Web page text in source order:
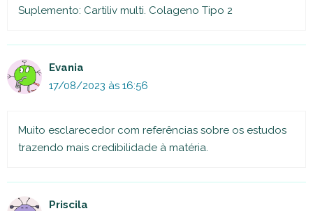
Suplemento: Cartiliv multi. Colageno Tipo 2
Evania
17/08/2023 às 16:56
Muito esclarecedor com referências sobre os estudos
trazendo mais credibilidade à matéria.
Priscila